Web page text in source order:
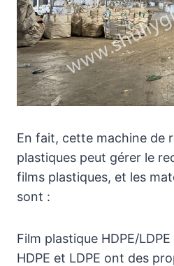
En fait, cette machine de
plastiques peut gérer le
films plastiques, et les
sont :
Film plastique HDPE/
HDPE et LDPE ont des